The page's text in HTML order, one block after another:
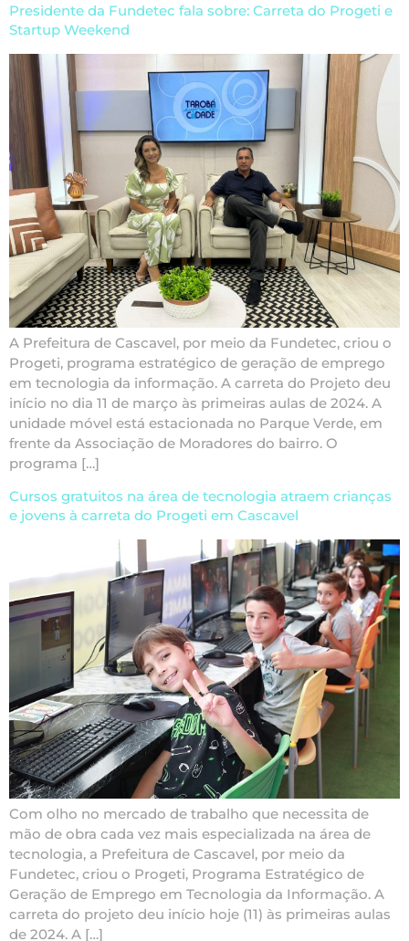
Presidente da Fundetec fala sobre: Carreta do Progeti e
Startup Weekend
A Prefeitura de Cascavel, por meio da Fundetec, criou o
Progeti, programa estratégico de geração de emprego
em tecnologia da informação. A carreta do Projeto deu
início no dia 11 de março às primeiras aulas de 2024. A
unidade móvel está estacionada no Parque Verde, em
frente da Associação de Moradores do bairro. O
programa […]
Cursos gratuitos na área de tecnologia atraem crianças
e jovens à carreta do Progeti em Cascavel
Com olho no mercado de trabalho que necessita de
mão de obra cada vez mais especializada na área de
tecnologia, a Prefeitura de Cascavel, por meio da
Fundetec, criou o Progeti, Programa Estratégico de
Geração de Emprego em Tecnologia da Informação. A
carreta do projeto deu início hoje (11) às primeiras aulas
de 2024. A […]